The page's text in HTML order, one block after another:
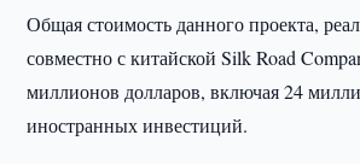
Общая стоимость данного проекта,
совместно с китайской Silk Road
миллионов долларов, включая 24
иностранных инвестиций.